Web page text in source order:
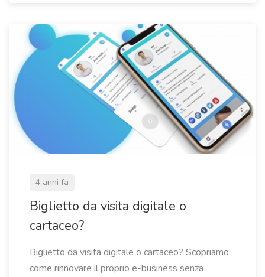
4 anni fa
Biglietto da visita digitale o
cartaceo?
Biglietto da visita digitale o cartaceo? Scopriamo
come rinnovare il proprio e-business senza